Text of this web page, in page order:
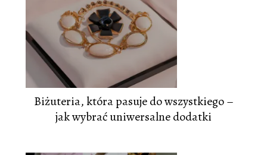
Biżuteria, która pasuje do wszystkiego –
jak wybrać uniwersalne dodatki